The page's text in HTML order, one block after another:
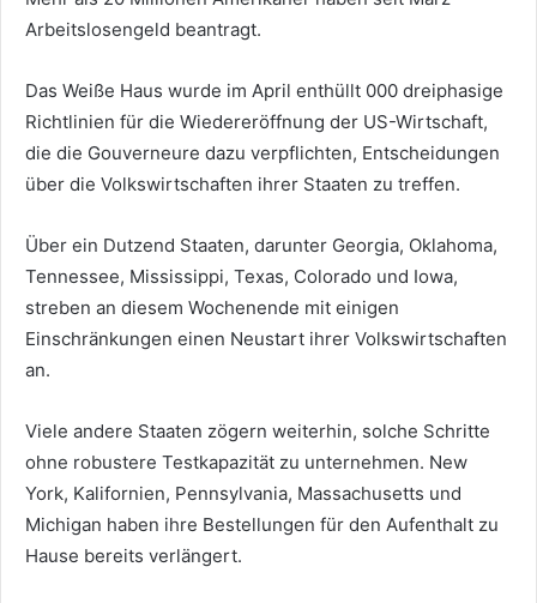
Arbeitslosengeld beantragt.
Das Weiße Haus wurde im April enthüllt 000 dreiphasige
Richtlinien für die Wiedereröffnung der US-Wirtschaft,
die die Gouverneure dazu verpflichten, Entscheidungen
über die Volkswirtschaften ihrer Staaten zu treffen.
Über ein Dutzend Staaten, darunter Georgia, Oklahoma,
Tennessee, Mississippi, Texas, Colorado und Iowa,
streben an diesem Wochenende mit einigen
Einschränkungen einen Neustart ihrer Volkswirtschaften
an.
Viele andere Staaten zögern weiterhin, solche Schritte
ohne robustere Testkapazität zu unternehmen. New
York, Kalifornien, Pennsylvania, Massachusetts und
Michigan haben ihre Bestellungen für den Aufenthalt zu
Hause bereits verlängert.